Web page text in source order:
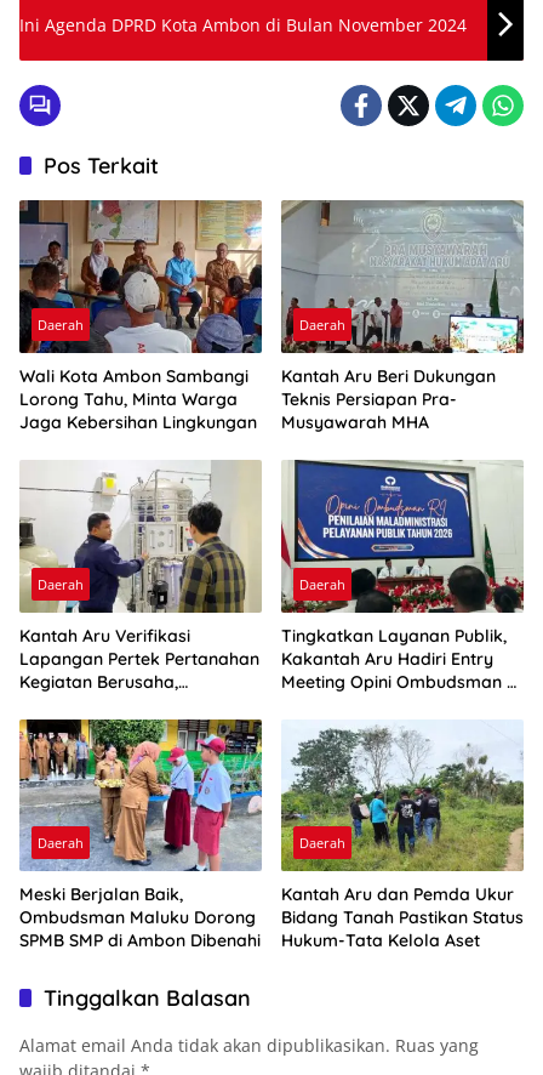
Ini Agenda DPRD Kota Ambon di Bulan November 2024
Pos Terkait
Daerah
Wali Kota Ambon Sambangi
Lorong Tahu, Minta Warga
Jaga Kebersihan Lingkungan
Daerah
Kantah Aru Beri Dukungan
Teknis Persiapan Pra-
Musyawarah MHA
Daerah
Kantah Aru Verifikasi
Lapangan Pertek Pertanahan
Kegiatan Berusaha,
Daerah
Tingkatkan Layanan Publik,
Kakantah Aru Hadiri Entry
Meeting Opini Ombudsman RI
Daerah
Meski Berjalan Baik,
Ombudsman Maluku Dorong
SPMB SMP di Ambon Dibenahi
Daerah
Kantah Aru dan Pemda Ukur
Bidang Tanah Pastikan Status
Hukum-Tata Kelola Aset
Tinggalkan Balasan
Alamat email Anda tidak akan dipublikasikan. Ruas yang